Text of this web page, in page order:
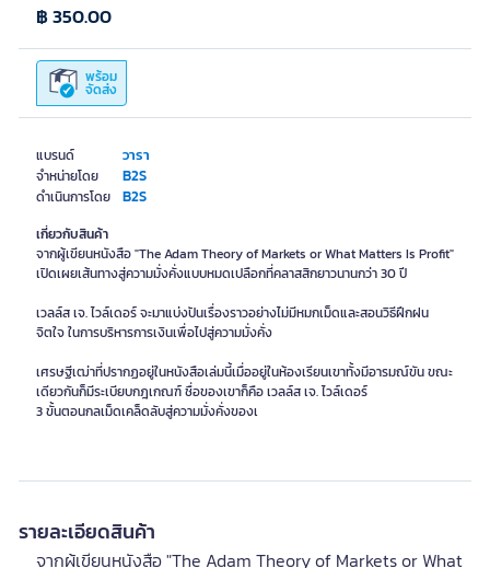
แบรนด์ วารา
จำหน่ายโดย B2S
ดำเนินการโดย B2S
พร้อม
จัดส่ง
฿ 350.00
เกี่ยวกับสินค้า
จากผู้เขียนหนังสือ "The Adam Theory of Markets or What Matters Is Profit"
เปิดเผยเส้นทางสู่ความมั่งคั่งแบบหมดเปลือกที่คลาสสิกยาวนานกว่า 30 ปี
เวลล์ส เจ. ไวล์เดอร์ จะมาแบ่งปันเรื่องราวอย่างไม่มีหมกเม็ดและสอนวิธีฝึกฝน
จิตใจ ในการบริหารการเงินเพื่อไปสู่ความมั่งคั่ง
เศรษฐีเฒ่าที่ปรากฏอยู่ในหนังสือเล่มนี้เมื่ออยู่ในห้องเรียนเขาทั้งมีอารมณ์ขัน ขณะ
เดียวกันก็มีระเบียบกฎเกณฑ์ ชื่อของเขาก็คือ เวลล์ส เจ. ไวล์เดอร์
3 ขั้นตอนกลเม็ดเคล็ดลับสู่ความมั่งคั่งของเ
รายละเอียดสินค้า
จากผู้เขียนหนังสือ "The Adam Theory of Markets or What